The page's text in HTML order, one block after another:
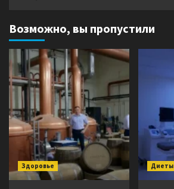
Возможно, вы пропустили
Здоровье Диеты